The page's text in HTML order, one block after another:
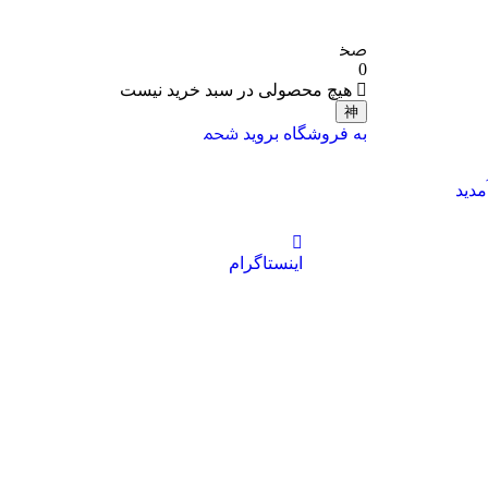
0
هیچ محصولی در سبد خرید نیست
به فروشگاه بروید
اینستاگرام